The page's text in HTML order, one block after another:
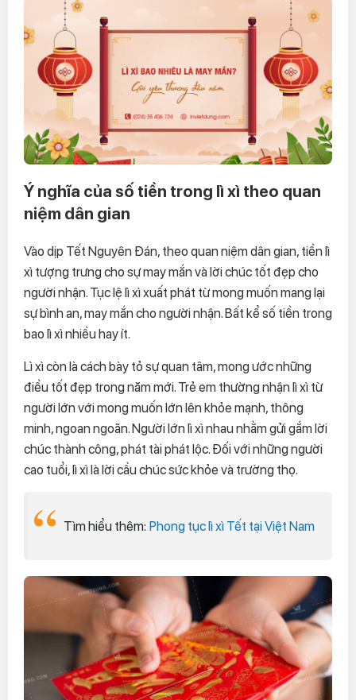
Ý nghĩa của số tiền trong lì xì theo quan
niệm dân gian
Vào dịp Tết Nguyên Đán, theo quan niệm dân gian, tiền lì
xì tượng trưng cho sự may mắn và lời chúc tốt đẹp cho
người nhận. Tục lệ lì xì xuất phát từ mong muốn mang lại
sự bình an, may mắn cho người nhận. Bất kể số tiền trong
bao lì xì nhiều hay ít.
Lì xì còn là cách bày tỏ sự quan tâm, mong ước những
điều tốt đẹp trong năm mới. Trẻ em thường nhận lì xì từ
người lớn với mong muốn lớn lên khỏe mạnh, thông
minh, ngoan ngoãn. Người lớn lì xì nhau nhằm gửi gắm lời
chúc thành công, phát tài phát lộc. Đối với những người
cao tuổi, lì xì là lời cầu chúc sức khỏe và trường thọ.
Tìm hiểu thêm: Phong tục lì xì Tết tại Việt Nam